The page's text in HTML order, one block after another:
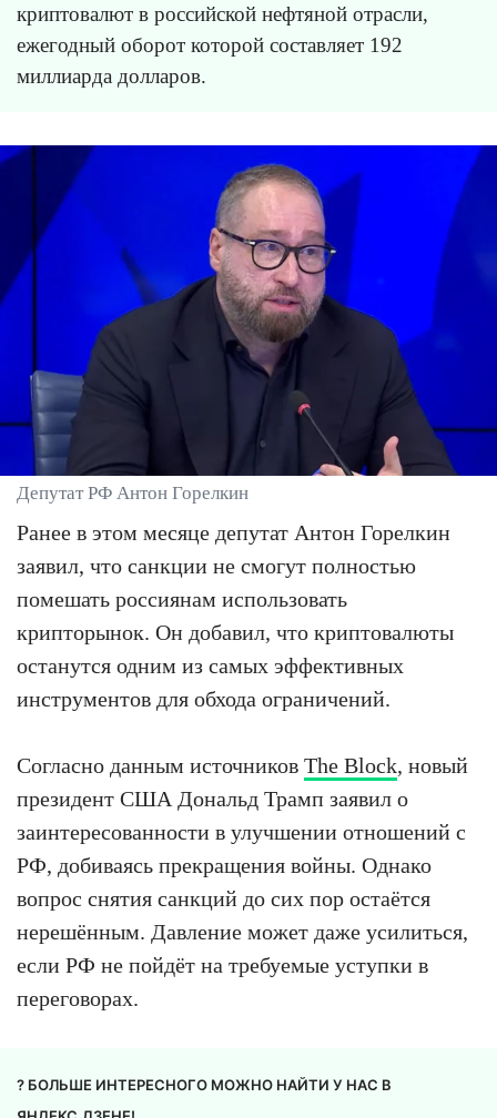
криптовалют в российской нефтяной отрасли,
ежегодный оборот которой составляет 192
миллиарда долларов.
Депутат РФ Антон Горелкин
Ранее в этом месяце депутат Антон Горелкин
заявил, что санкции не смогут полностью
помешать россиянам использовать
крипторынок. Он добавил, что криптовалюты
останутся одним из самых эффективных
инструментов для обхода ограничений.
Согласно данным источников The Block, новый
президент США Дональд Трамп заявил о
заинтересованности в улучшении отношений с
РФ, добиваясь прекращения войны. Однако
вопрос снятия санкций до сих пор остаётся
нерешённым. Давление может даже усилиться,
если РФ не пойдёт на требуемые уступки в
переговорах.
? БОЛЬШЕ ИНТЕРЕСНОГО МОЖНО НАЙТИ У НАС В